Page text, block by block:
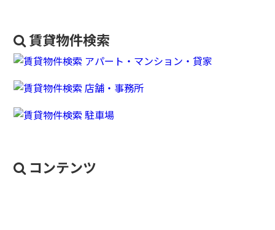
賃貸物件検索
コンテンツ